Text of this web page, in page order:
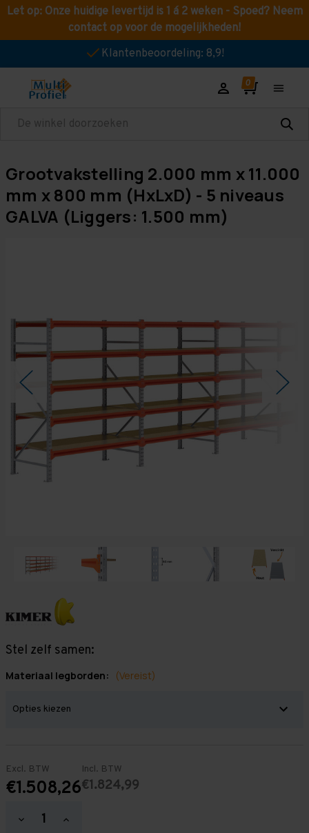
Let op: Onze huidige levertijd is 1 á 2 weken - Spoed? Neem
contact op voor de mogelijkheden!
Klantenbeoordeling: 8,9!
Zoeken
Grootvakstelling 2.000 mm x 11.000
mm x 800 mm (HxLxD) - 5 niveaus
GALVA (Liggers: 1.500 mm)
Stel zelf samen:
Materiaal legborden: (Vereist)
Excl. BTW
€1.508,26
Incl. BTW
€1.824,99
HoeveelheidHoeveelheid